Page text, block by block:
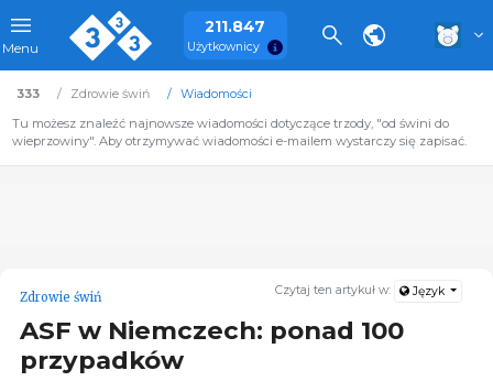
Menu
211.847
Użytkownicy
333 Zdrowie świń
Wiadomości
Tu możesz znaleźć najnowsze wiadomości dotyczące trzody, "od świni do
wieprzowiny". Aby otrzymywać wiadomości e-mailem wystarczy się zapisać.
Czytaj ten artykuł w: Język
Zdrowie świń
ASF w Niemczech: ponad 100
przypadków